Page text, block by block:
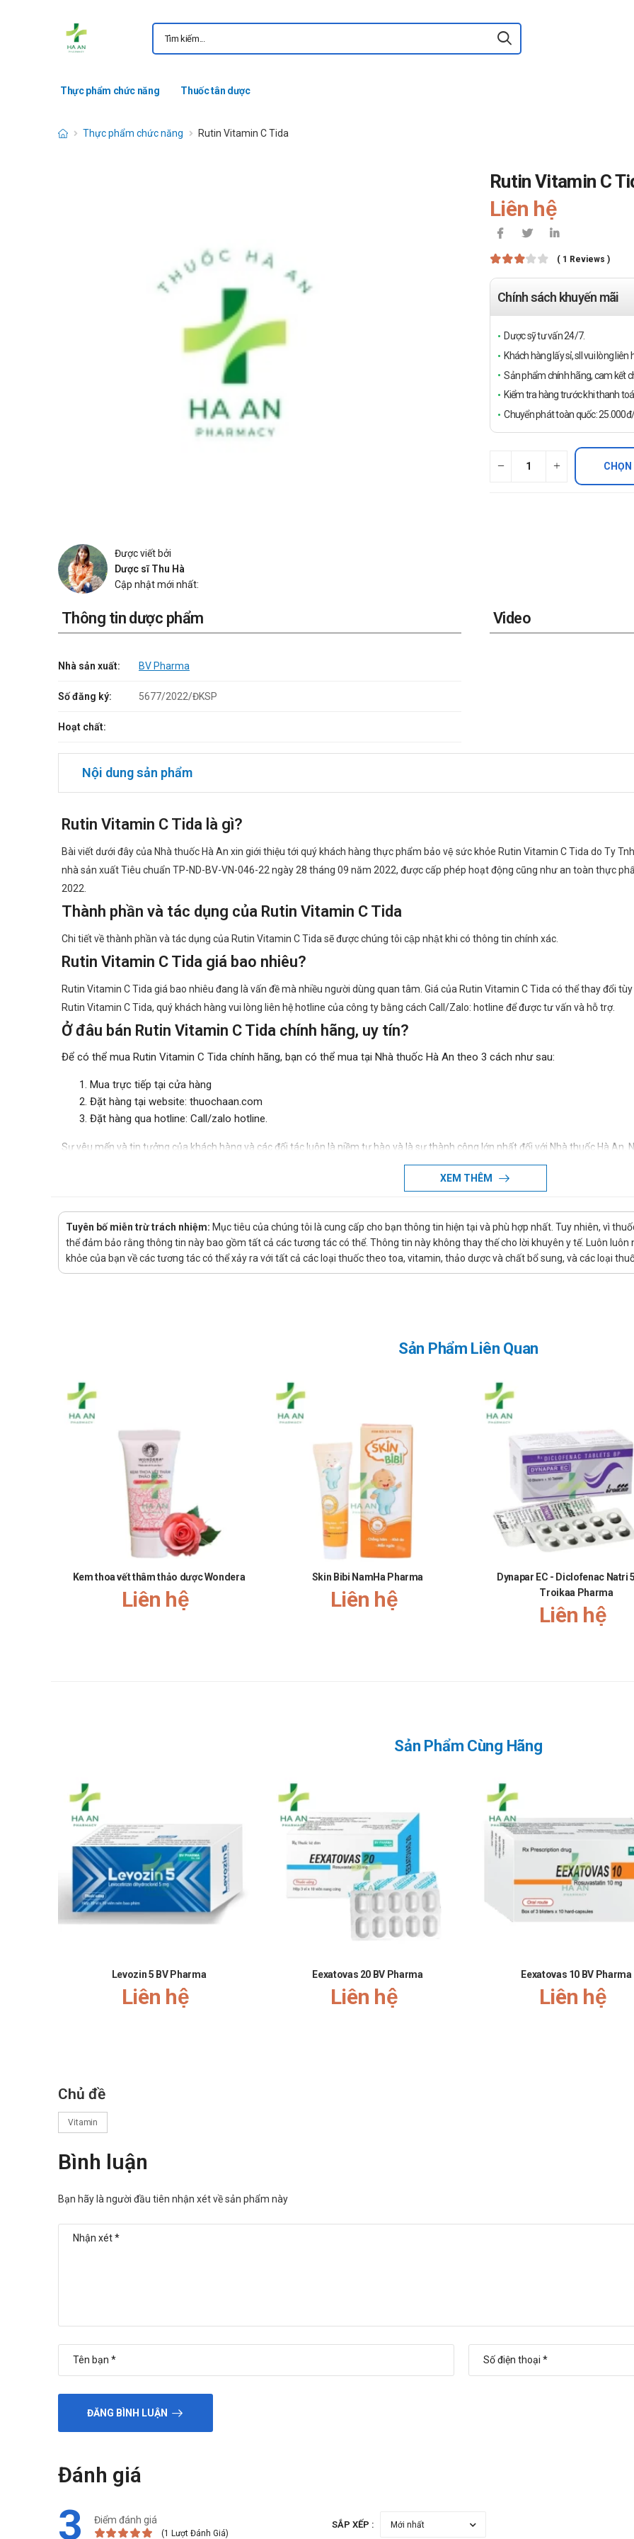
Thực phẩm chức năng Thuốc tân dược
Thực phẩm chức năng Rutin Vitamin C Tida
Rutin Vitamin C
Liên hệ
( 1 Reviews )
Chính sách khuyến mãi
Dược sỹ tư vấn 24/7.
Khách hàng lấy sỉ, sll vui lòng
Sản phẩm chính hãng, cam kết
Kiểm tra hàng trước khi thanh
Chuyển phát toàn quốc:
Được viết bởi
Dược sĩ Thu Hà
Cập nhật mới nhất:
Thông tin dược phẩm
Nhà sản xuất: BV Pharma
Số đăng ký: 5677/2022/ĐKSP
Hoạt chất:
Video
Nội dung sản phẩm
Rutin Vitamin C Tida là gì?
Bài viết dưới đây của Nhà thuốc Hà An xin giới thiệu tới quý khách hàng thực phẩm bảo vệ sức khỏe Rutin Vitamin C Tida do Ty
nhà sản xuất Tiêu chuẩn TP-ND-BV-VN-046-22 ngày 28 tháng 09 năm 2022, được cấp phép hoạt động cũng như an toàn thực
2022.
Thành phần và tác dụng của Rutin Vitamin C Tida
Chi tiết về thành phần và tác dụng của Rutin Vitamin C Tida sẽ được chúng tôi cập nhật khi có thông tin chính xác.
Rutin Vitamin C Tida giá bao nhiêu?
Rutin Vitamin C Tida giá bao nhiêu đang là vấn đề mà nhiều người dùng quan tâm. Giá của Rutin Vitamin C Tida có thể thay đổi
Rutin Vitamin C Tida, quý khách hàng vui lòng liên hệ hotline của công ty bằng cách Call/Zalo: hotline để được tư vấn và hỗ trợ.
Ở đâu bán Rutin Vitamin C Tida chính hãng, uy tín?
Để có thể mua Rutin Vitamin C Tida chính hãng, bạn có thể mua tại Nhà thuốc Hà An theo 3 cách như sau:
Mua trực tiếp tại cửa hàng
Đặt hàng tại website: thuochaan.com
Đặt hàng qua hotline: Call/zalo hotline.
Sự yêu mến và tin tưởng của khách hàng và các đối tác luôn là niềm tự hào và là sự thành công lớn nhất đối với Nhà thuốc Hà An.
XEM THÊM
Tuyên bố miễn trừ trách nhiệm: Mục tiêu của chúng tôi là cung cấp cho bạn thông tin hiện tại và phù hợp nhất. Tuy nhiên, vì
thể đảm bảo rằng thông tin này bao gồm tất cả các tương tác có thể. Thông tin này không thay thế cho lời khuyên y tế. Luôn
khỏe của bạn về các tương tác có thể xảy ra với tất cả các loại thuốc theo toa, vitamin, thảo dược và chất bổ sung, và các loại
Sản Phẩm Liên Quan
Kem thoa vết thâm thảo dược Wondera
Liên hệ
Skin Bibi NamHa Pharma
Liên hệ
Dynapar EC - Diclofenac Natri
Troikaa Pharma
Liên hệ
Sản Phẩm Cùng Hãng
Levozin 5 BV Pharma
Liên hệ
Eexatovas 20 BV Pharma
Liên hệ
Eexatovas 10 BV Pharma
Liên hệ
Chủ đề
Vitamin
Bình luận
Bạn hãy là người đầu tiên nhận xét về sản phẩm này
ĐĂNG BÌNH LUẬN
Đánh giá
3 Điểm đánh giá
(1 Lượt Đánh Giá)
SẮP XẾP :